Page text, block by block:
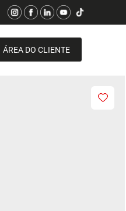
ÁREA DO CLIENTE